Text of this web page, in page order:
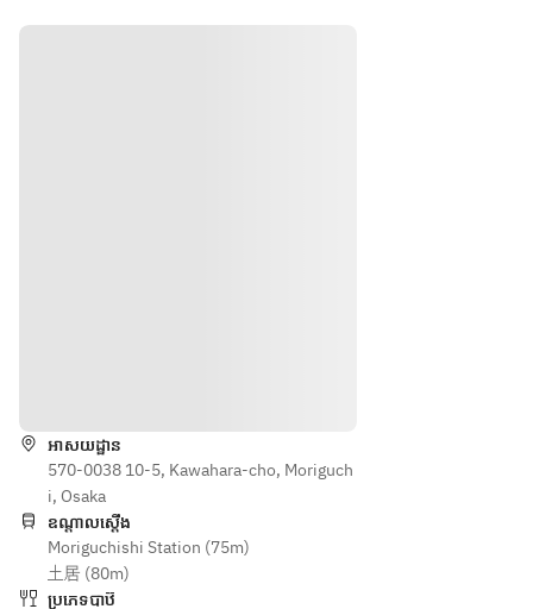
អាសយដ្ឋាន
570-0038 10-5, Kawahara-cho, Moriguch
i, Osaka
ឧណ្ដាលស្ដើង
Moriguchishi Station (75m)
土居 (80m)
ប្រភេទបាឋ៊